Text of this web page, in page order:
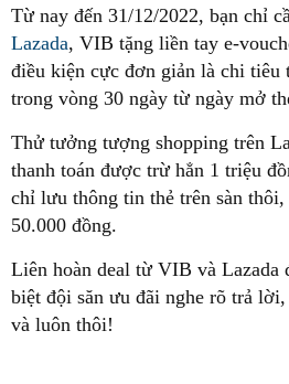
Từ nay đến 31/12/2022, bạn chỉ
Lazada, VIB tặng liền tay e-
điều kiện cực đơn giản là chi tiêu
trong vòng 30 ngày từ ngày mở
Thử tưởng tượng shopping trên
thanh toán được trừ hẳn 1 triệu
chỉ lưu thông tin thẻ trên sàn
50.000 đồng.
Liên hoàn deal từ VIB và Lazada
biệt đội săn ưu đãi nghe rõ trả lời,
và luôn thôi!